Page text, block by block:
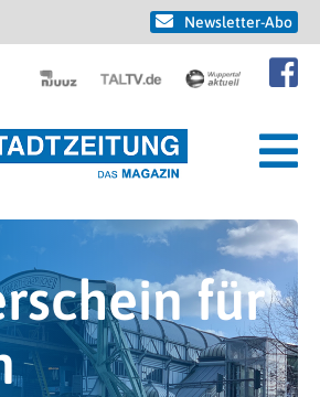
Newsletter-Abo
für